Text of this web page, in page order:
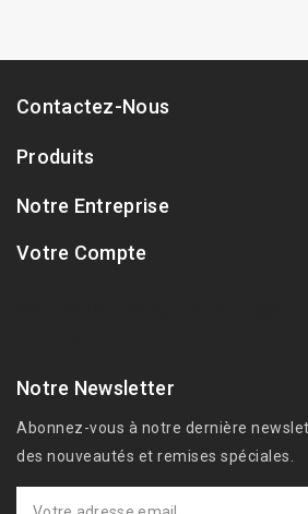
Contactez-Nous
Produits
Notre Entreprise
Votre Compte
Notre Newsletter
Abonnez-vous à notre dernière
des nouveautés et remises spéciales.